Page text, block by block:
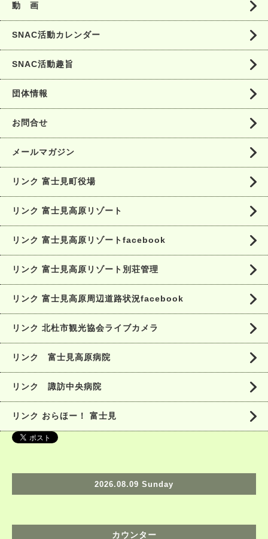
動 画
SNAC活動カレンダー
SNAC活動趣旨
団体情報
お問合せ
メールマガジン
リンク 富士見町役場
リンク 富士見高原リゾート
リンク 富士見高原リゾートfacebook
リンク 富士見高原リゾート別荘管理
リンク 富士見高原周辺道路状況facebook
リンク 北杜市観光協会ライブカメラ
リンク 富士見高原病院
リンク 諏訪中央病院
リンク おらほー！ 富士見
2026.08.09 Sunday
カウンター